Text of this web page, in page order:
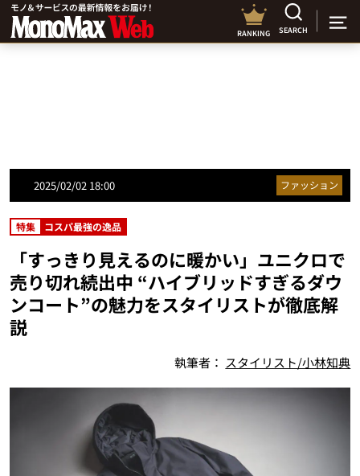
RANKING SEARCH
2025/02/02 18:00 ファッション
特集 コスパ最強の逸品
「すっきり見えるのに暖かい」ユニクロで
売り切れ続出中 “ハイブリッドすぎるダウ
ンコート”の魅力をスタイリストが徹底解
説
執筆者： スタイリスト/小林知典